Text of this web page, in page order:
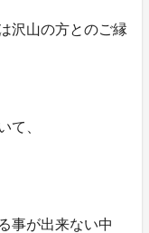
沢山の方とのご縁
て、
事が出来ない中